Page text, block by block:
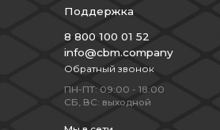
Поддержка
8 800 100 01 52
info@cbm.company
Обратный звонок
ПН-ПТ: 09:00 - 18:00
СБ, ВС: выходной